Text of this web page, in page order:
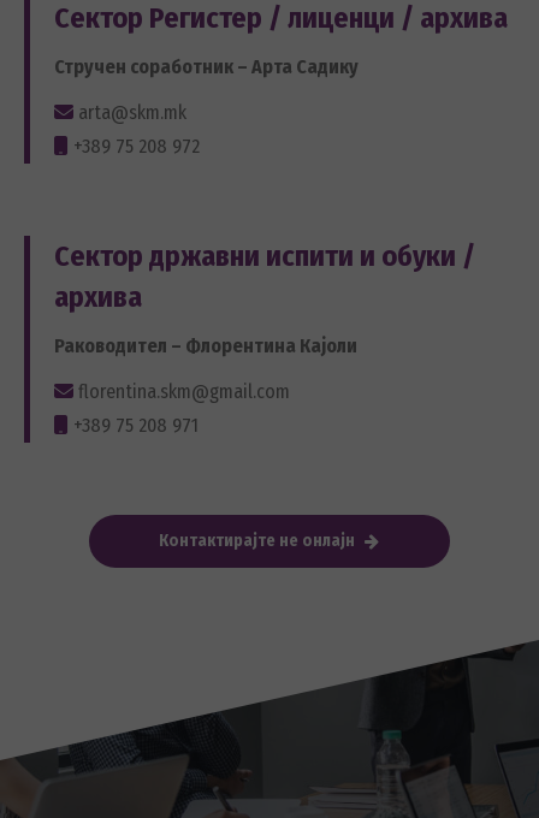
Сектор Регистер / лиценци / архива
Стручен соработник – Арта Садику
arta@skm.mk
+389 75 208 972
Сектор државни испити и обуки /
архива
Раководител – Флорентина Кајоли
florentina.skm@gmail.com
+389 75 208 971
Контактирајте не онлајн